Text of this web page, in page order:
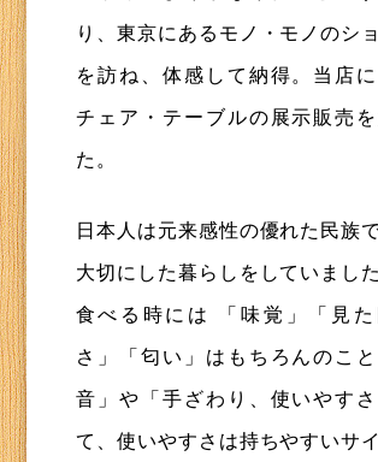
り、東京にあるモノ・モノのシ
を訪ね、体感して納得。当店
チェア・テーブルの展示販売
た。
日本人は元来感性の優れた民族
大切にした暮らしをしていまし
食べる時には 「味覚」「見た
さ」「匂い」はもちろんのこ
音」や「手ざわり、使いやす
て、使いやすさは持ちやすいサ